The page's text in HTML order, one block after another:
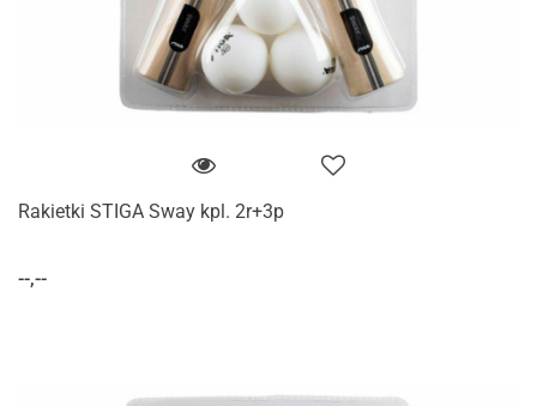
Rakietki STIGA Sway kpl. 2r+3p
--,--